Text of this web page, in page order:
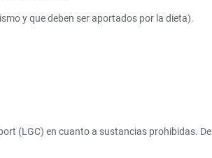
y que deben ser aportados por la dieta).
(LGC) en cuanto a sustancias prohibidas. De